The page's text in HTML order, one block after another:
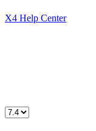
X4 Help Center